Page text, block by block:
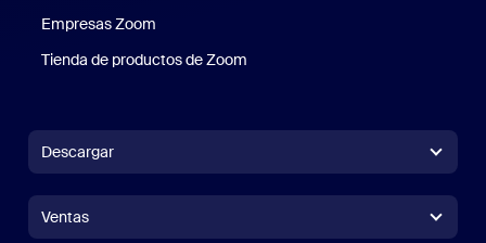
Empresas Zoom
Tienda de productos de Zoom
Descargar
Ventas